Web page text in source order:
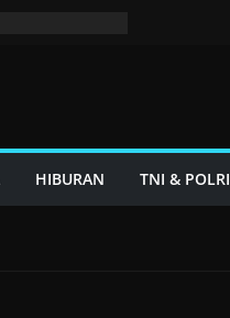
HIBURAN TNI & POLRI